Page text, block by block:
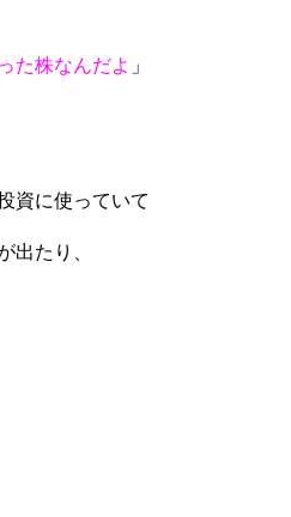
た株なんだよ 」
資に使っていて
出たり、